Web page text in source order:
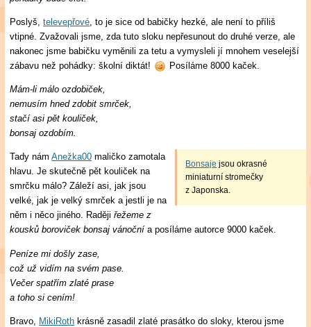
Poslyš,televepřové, to je sice od babičky hezké, ale není to příliš
vtipné. Zvažovali jsme, zda tuto sloku nepřesunout do druhé verze, ale
nakonec jsme babičku vyměnili za tetu a vymysleli jí mnohem veselejší
zábavu než pohádky: školní diktát!
Posíláme 8000 kaček.
Mám-li málo ozdobiček,
nemusím hned zdobit smrček,
stačí asi pět kouliček,
bonsaj ozdobím.
Bonsaje jsou okrasné
miniaturní stromečky
z Japonska.
Tady námAnežka00 maličko zamotala
hlavu. Je skutečně pět kouliček na
smrčku málo? Záleží asi, jak jsou
velké, jak je velký smrček a jestli je na
něm i něco jiného. Radějiřežeme z
kousků boroviček bonsaj vánočnía posíláme autorce 9000 kaček.
Peníze mi došly zase,
což už vidím na svém pase.
Večer spatřím zlaté prase
a toho si cením!
Bravo, MikiRoth krásně zasadil zlaté prasátko do sloky, kterou jsme